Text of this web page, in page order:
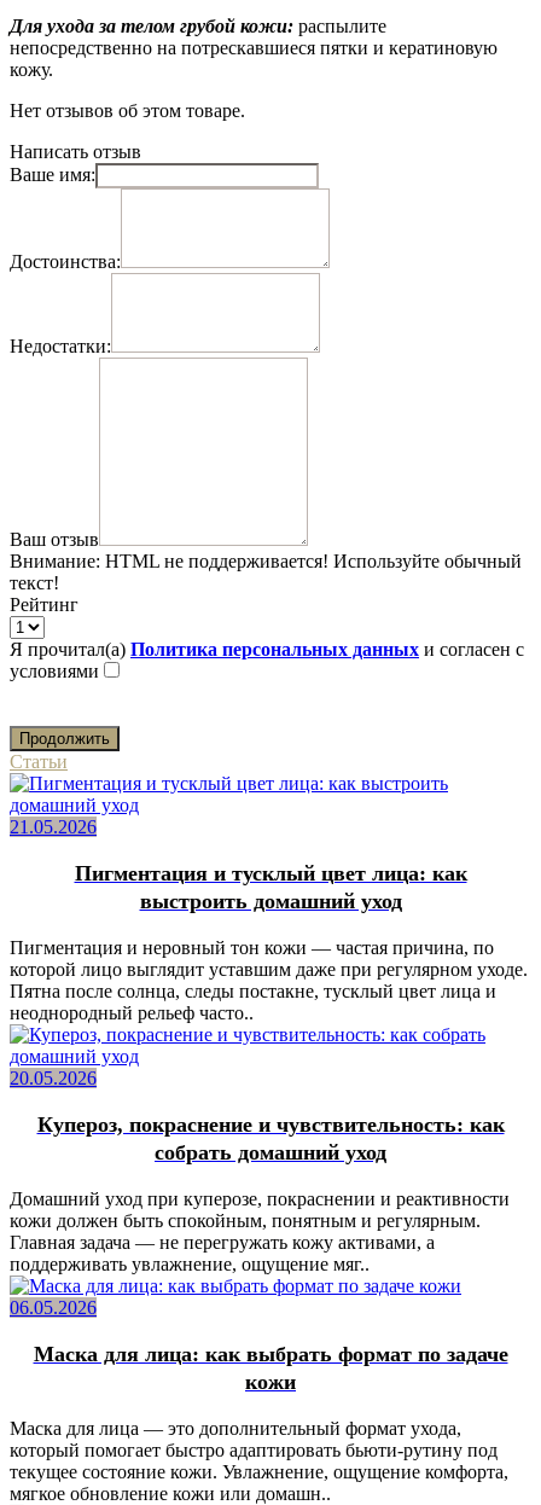
Для ухода за телом грубой кожи: распылите
непосредственно на потрескавшиеся пятки и кератиновую
кожу.
Нет отзывов об этом товаре.
Написать отзыв
Ваше имя:
Достоинства:
Недостатки:
Ваш отзыв
Внимание: HTML не поддерживается! Используйте обычный
текст!
Рейтинг
Я прочитал(а) Политика персональных данных и согласен с
условиями
Продолжить
Статьи
21.05.2026
Пигментация и тусклый цвет лица: как
выстроить домашний уход
Пигментация и неровный тон кожи — частая причина, по
которой лицо выглядит уставшим даже при регулярном уходе.
Пятна после солнца, следы постакне, тусклый цвет лица и
неоднородный рельеф часто..
20.05.2026
Купероз, покраснение и чувствительность: как
собрать домашний уход
Домашний уход при куперозе, покраснении и реактивности
кожи должен быть спокойным, понятным и регулярным.
Главная задача — не перегружать кожу активами, а
поддерживать увлажнение, ощущение мяг..
06.05.2026
Маска для лица: как выбрать формат по задаче
кожи
Маска для лица — это дополнительный формат ухода,
который помогает быстро адаптировать бьюти-рутину под
текущее состояние кожи. Увлажнение, ощущение комфорта,
мягкое обновление кожи или домашн..